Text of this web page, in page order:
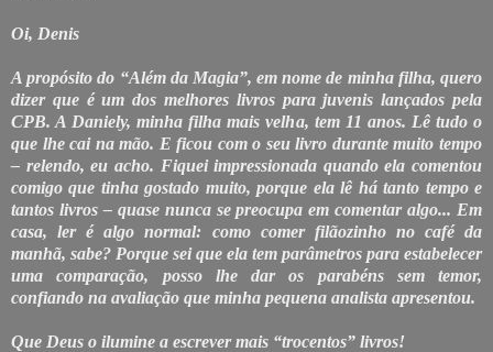
Oi, Denis
A propósito do “Além da Magia”, em nome de minha filha, quero
dizer que é um dos melhores livros para juvenis lançados pela
CPB. A Daniely, minha filha mais velha, tem 11 anos. Lê tudo o
que lhe cai na mão. E ficou com o seu livro durante muito tempo
– relendo, eu acho. Fiquei impressionada quando ela comentou
comigo que tinha gostado muito, porque ela lê há tanto tempo e
tantos livros – quase nunca se preocupa em comentar algo... Em
casa, ler é algo normal: como comer filãozinho no café da
manhã, sabe? Porque sei que ela tem parâmetros para estabelecer
uma comparação, posso lhe dar os parabéns sem temor,
confiando na avaliação que minha pequena analista apresentou.
Que Deus o ilumine a escrever mais “trocentos” livros!